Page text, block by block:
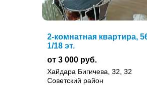
2-комнатная квартира,
1/18 эт.
от 3 000 руб.
Хайдара Бигичева, 32, 32
Советский район